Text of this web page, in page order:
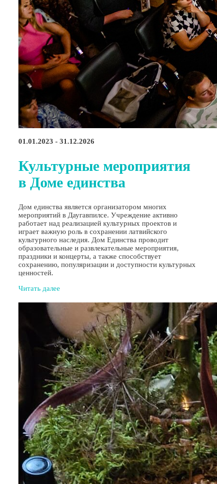
01.01.2023 - 31.12.2026
Культурные мероприятия
в Доме единства
Дом единства является организатором многих
мероприятий в Даугавпилсе. Учреждение активно
работает над реализацией культурных проектов и
играет важную роль в сохранении латвийского
культурного наследия. Дом Единства проводит
образовательные и развлекательные мероприятия,
праздники и концерты, а также способствует
сохранению, популяризации и доступности культурных
ценностей.
Читать далее